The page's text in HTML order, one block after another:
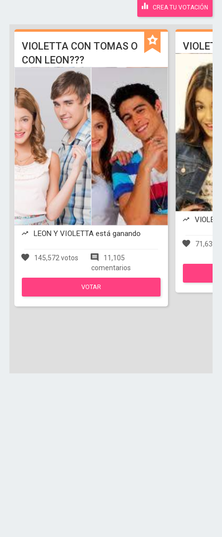
CREA TU VOTACIÓN
VIOLETTA CON TOMAS O
CON LEON???
LEON Y VIOLETTA está ganando
145,572 votos
11,105
comentarios
VOTAR
71,638